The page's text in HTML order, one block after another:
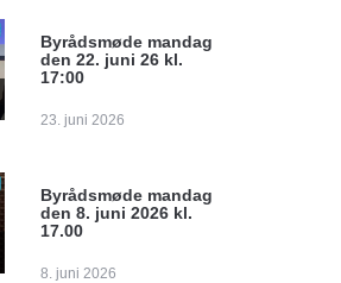
Byrådsmøde mandag
den 22. juni 26 kl.
17:00
23. juni 2026
Byrådsmøde mandag
den 8. juni 2026 kl.
17.00
8. juni 2026